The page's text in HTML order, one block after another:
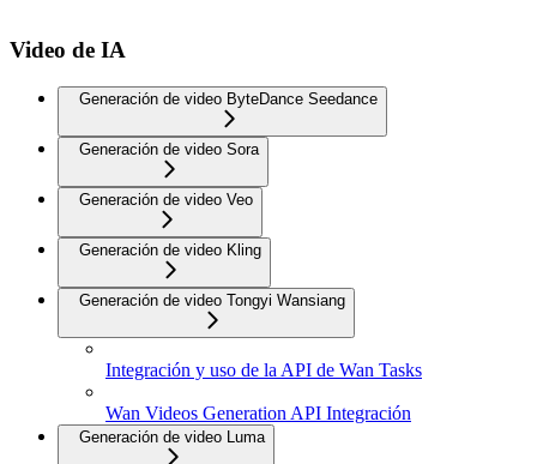
Video de IA
Generación de video ByteDance Seedance
Generación de video Sora
Generación de video Veo
Generación de video Kling
Generación de video Tongyi Wansiang
Integración y uso de la API de Wan Tasks
Wan Videos Generation API Integración
Generación de video Luma